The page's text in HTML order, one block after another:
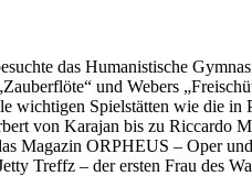
das Humanistische
und Webers
wichtigen Spielstätten wie die
von Karajan bis zu Riccardo
Magazin ORPHEUS – Oper
Treffz – der ersten Frau des